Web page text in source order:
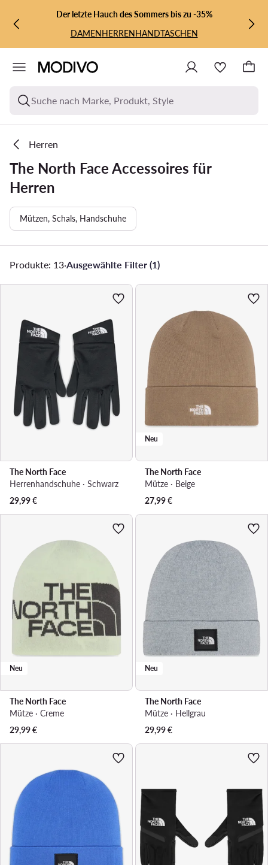
ZUM HAUPTINHALT SPRINGEN
ZUR SUCHEDer letzte Hauch des Sommers bis zu -35%
DAMENHERRENHANDTASCHEN
Suche nach Marke, Produkt, Style
Herren
The North Face Accessoires für
Herren
Mützen, Schals, Handschuhe
Produkte: 13·Ausgewählte Filter (1)
The North Face
Herrenhandschuhe · Schwarz
29,99€
Neu
The North Face
Mütze · Beige
27,99€
Neu
The North Face
Mütze · Creme
29,99€
Neu
The North Face
Mütze · Hellgrau
29,99€